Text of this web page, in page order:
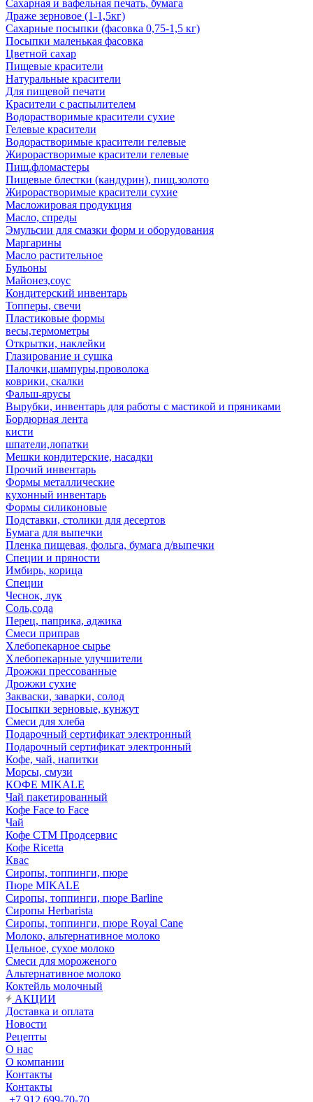
Сахарная и вафельная печать, бумага
Драже зерновое (1-1,5кг)
Сахарные посыпки (фасовка 0,75-1,5 кг)
Посыпки маленькая фасовка
Цветной сахар
Пищевые красители
Натуральные красители
Для пищевой печати
Красители с распылителем
Водорастворимые красители сухие
Гелевые красители
Водорастворимые красители гелевые
Жирорастворимые красители гелевые
Пищ.фломастеры
Пищевые блестки (кандурин), пищ.золото
Жирорастворимые красители сухие
Масложировая продукция
Масло, спреды
Эмульсии для смазки форм и оборудования
Маргарины
Масло растительное
Бульоны
Майонез,соус
Кондитерский инвентарь
Топперы, свечи
Пластиковые формы
весы,термометры
Открытки, наклейки
Глазирование и сушка
Палочки,шампуры,проволока
коврики, скалки
Фальш-ярусы
Вырубки, инвентарь для работы с мастикой и пряниками
Бордюрная лента
кисти
шпатели,лопатки
Мешки кондитерские, насадки
Прочий инвентарь
Формы металлические
кухонный инвентарь
Формы силиконовые
Подставки, столики для десертов
Бумага для выпечки
Пленка пищевая, фольга, бумага д/выпечки
Специи и пряности
Имбирь, корица
Специи
Чеснок, лук
Соль,сода
Перец, паприка, аджика
Смеси приправ
Хлебопекарное сырье
Хлебопекарные улучшители
Дрожжи прессованные
Дрожжи сухие
Закваски, заварки, солод
Посыпки зерновые, кунжут
Смеси для хлеба
Подарочный сертификат электронный
Подарочный сертификат электронный
Кофе, чай, напитки
Морсы, смузи
КОФЕ MIKALE
Чай пакетированный
Кофе Face to Face
Чай
Кофе СТМ Продсервис
Кофе Ricetta
Квас
Сиропы, топпинги, пюре
Пюре MIKALE
Сиропы, топпинги, пюре Barline
Сиропы Herbarista
Сиропы, топпинги, пюре Royal Cane
Молоко, альтернативное молоко
Цельное, сухое молоко
Смеси для мороженого
Альтернативное молоко
Коктейль молочный
АКЦИИ
Доставка и оплата
Новости
Рецепты
О нас
О компании
Контакты
Контакты
+7 912 699-70-70